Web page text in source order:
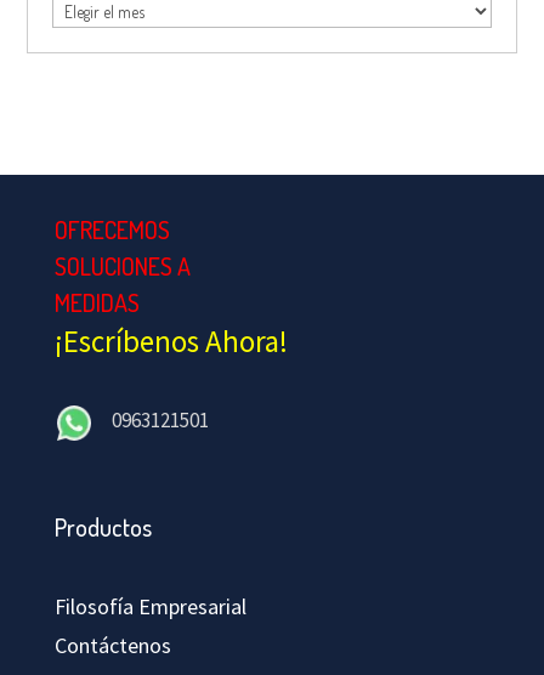
OFRECEMOS
SOLUCIONES A
MEDIDAS
¡Escríbenos Ahora!
0963121501
Productos
Filosofía Empresarial
Contáctenos